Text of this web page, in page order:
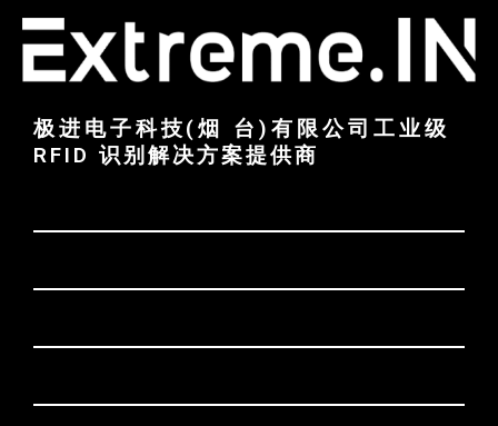
极进电子科技(烟 台)有限公司工业级
RFID 识别解决方案提供商